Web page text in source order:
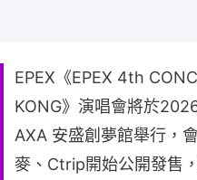
EPEX《EPEX 4th
KONG》演唱會將於
AXA 安盛創夢館舉行，
麥、Ctrip開始公開發售